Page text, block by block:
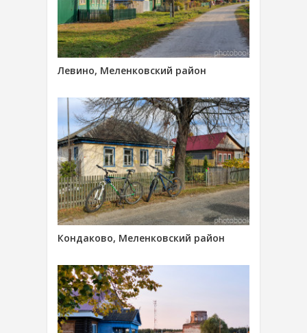
Левино, Меленковский район
Кондаково, Меленковский район